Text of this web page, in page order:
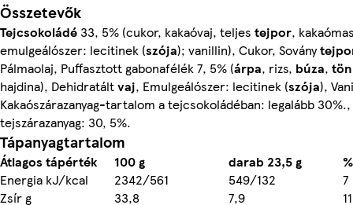
Összetevők
Tejcsokoládé 33, 5% (cukor, kakaóvaj, teljes tejpor,
emulgeálószer: lecitinek (szója); vanillin), Cukor, Sovány
Pálmaolaj, Puffasztott gabonafélék 7, 5% (árpa, rizs, búza,
hajdina), Dehidratáltvaj, Emulgeálószer: lecitinek (szója),
Kakaószárazanyag-tartalom a tejcsokoládéban: legalább
tejszárazanyag: 30, 5%.
Tápanyagtartalom
Átlagos tápérték 100 g darab 23,5 g
Energia kJ/kcal
2342/561 549/132
7
Zsír g
33,8 7,9
11